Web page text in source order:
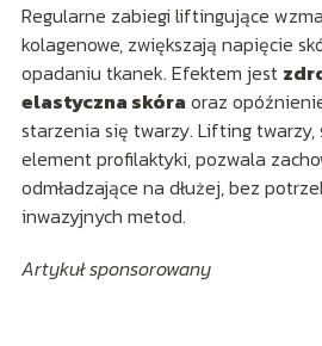
Regularne zabiegi liftingujące
kolagenowe, zwiększają napięcie
opadaniu tkanek. Efektem jest
elastyczna skóra oraz
starzenia się twarzy. Lifting twarzy,
element profilaktyki, pozwala
odmładzające na dłużej, bez
inwazyjnych metod.
Artykuł sponsorowany